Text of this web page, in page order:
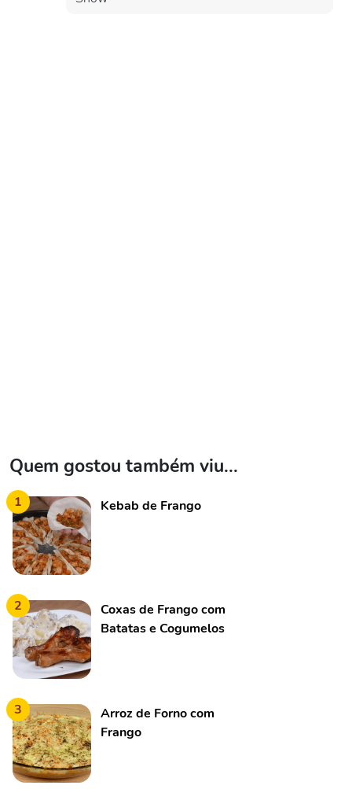
Quem gostou também viu...
1 Kebab de Frango
2
Coxas de Frango com
Batatas e Cogumelos
3
Arroz de Forno com
Frango